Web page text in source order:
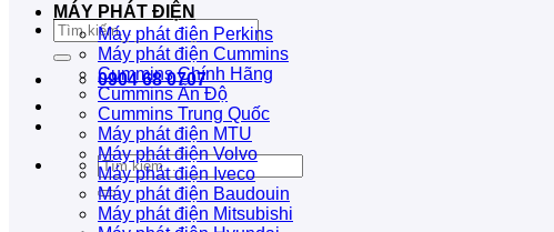
Tìm
kiếm:
0904 68 0707
Tìm
kiếm:
MÁY PHÁT ĐIỆN
Máy phát điện Perkins
Máy phát điện Cummins
Cummins Chính Hãng
Cummins Ấn Độ
Cummins Trung Quốc
Máy phát điện MTU
Máy phát điện Volvo
Máy phát điện Iveco
Máy phát điện Baudouin
Máy phát điện Mitsubishi